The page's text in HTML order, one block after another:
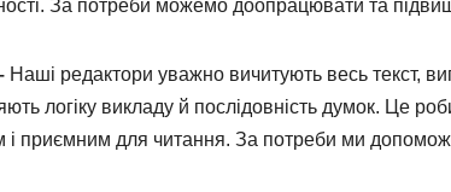
За потреби можемо доопрацювати та
Наші редактори уважно вичитують весь текст,
логіку викладу й послідовність думок. Це
і приємним для читання. За потреби ми